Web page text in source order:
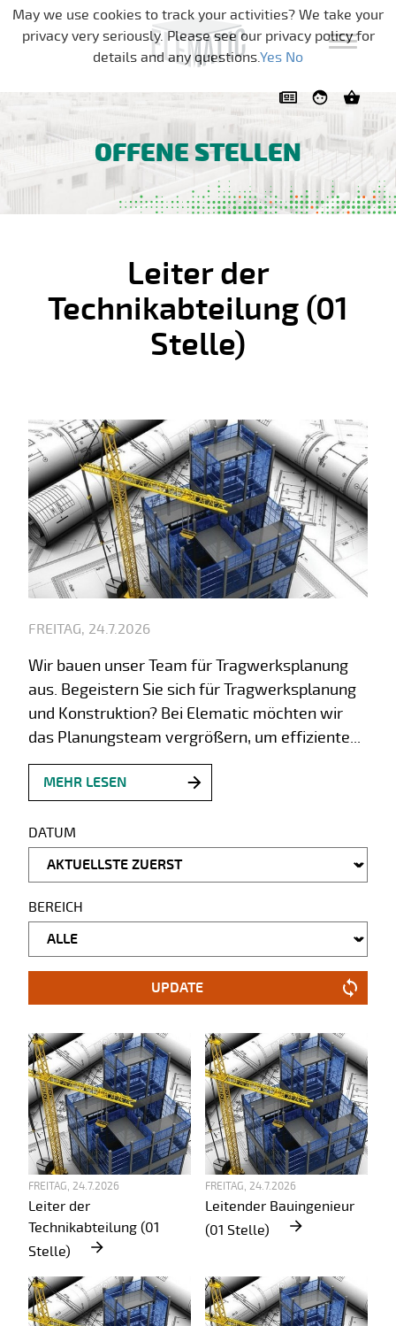
Navigation überspringen
OFFENE STELLEN
Leiter der
Technikabteilung (01
Stelle)
FREITAG, 24.7.2026
Wir bauen unser Team für Tragwerksplanung
aus. Begeistern Sie sich für Tragwerksplanung
und Konstruktion? Bei Elematic möchten wir
das Planungsteam vergrößern, um effiziente...
MEHR LESEN
DATUM
BEREICH
UPDATE
FREITAG, 24.7.2026
Leiter der
Technikabteilung (01
Stelle)
FREITAG, 24.7.2026
Leitender Bauingenieur
(01 Stelle)
May we use cookies to track your activities? We take your
privacy very seriously. Please see our privacy policy for
details and any questions.Yes No